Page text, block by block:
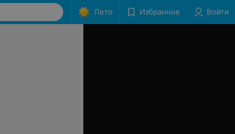
Лето Избранное Войти